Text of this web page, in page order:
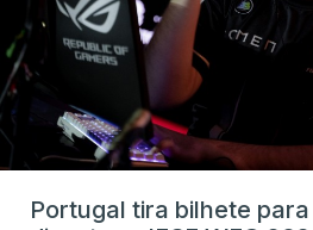
Portugal tira bilhete